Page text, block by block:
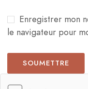
Enregistrer mon
le navigateur pour